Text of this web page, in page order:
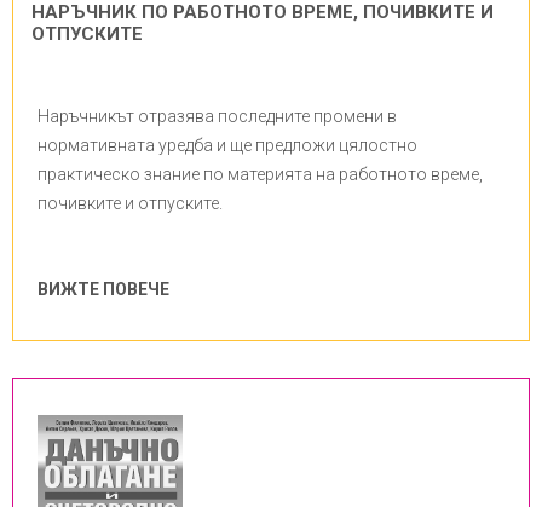
НАРЪЧНИК ПО РАБОТНОТО ВРЕМЕ, ПОЧИВКИТЕ И
ОТПУСКИТЕ
Наръчникът отразява последните промени в
нормативната уредба и ще предложи цялостно
практическо знание по материята на работното време,
почивките и отпуските.
ВИЖТЕ ПОВЕЧЕ